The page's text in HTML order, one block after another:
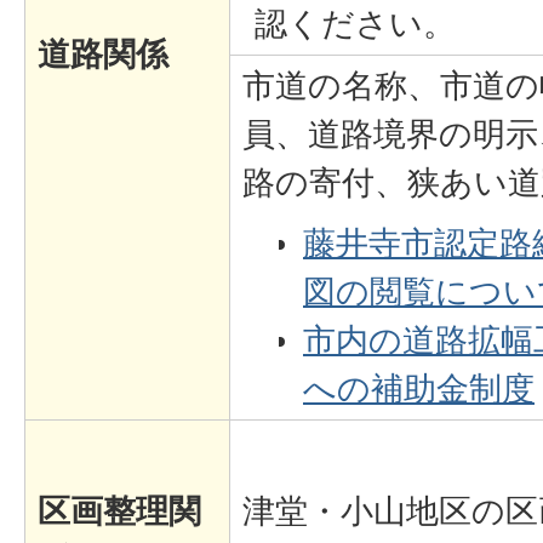
道路関係
認ください。
市道の名称、市道
員、道路境界の明
路の寄付、狭あい
藤井寺市認定路
図の閲覧につ
市内の道路拡幅
への補助金制度
区画整理関
津堂・小山地区の